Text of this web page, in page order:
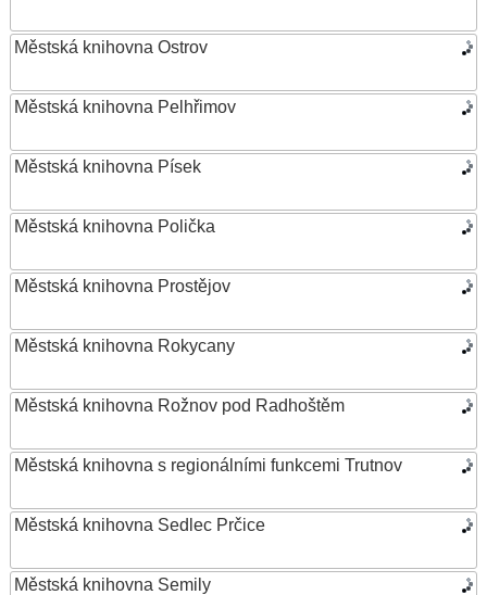
Městská knihovna Ostrov
Městská knihovna Pelhřimov
Městská knihovna Písek
Městská knihovna Polička
Městská knihovna Prostějov
Městská knihovna Rokycany
Městská knihovna Rožnov pod Radhoštěm
Městská knihovna s regionálními funkcemi Trutnov
Městská knihovna Sedlec Prčice
Městská knihovna Semily